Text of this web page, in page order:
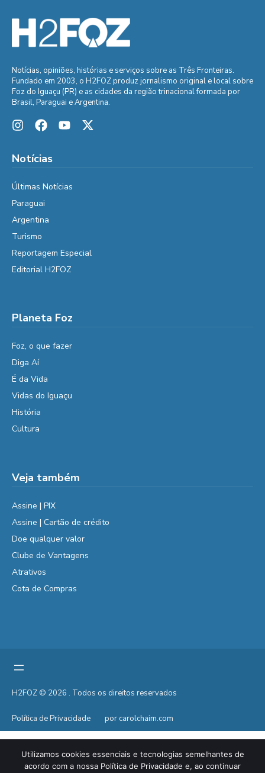
Notícias, opiniões, histórias e serviços sobre as Três Fronteiras.
Fundado em 2003, o H2FOZ produz jornalismo original e local sobre
Foz do Iguaçu (PR) e as cidades da região trinacional formada por
Brasil, Paraguai e Argentina.
Notícias
Últimas Notícias
Paraguai
Argentina
Turismo
Reportagem Especial
Editorial H2FOZ
Planeta Foz
Foz, o que fazer
Diga Aí
É da Vida
Vidas do Iguaçu
História
Cultura
Veja também
Assine | PIX
Assine | Cartão de crédito
Doe qualquer valor
Clube de Vantagens
Atrativos
Cota de Compras
H2FOZ © 2026 . Todos os direitos reservados
Política de Privacidade por carolchaim.com
Utilizamos cookies essenciais e tecnologias semelhantes de
acordo com a nossa Política de Privacidade e, ao continuar